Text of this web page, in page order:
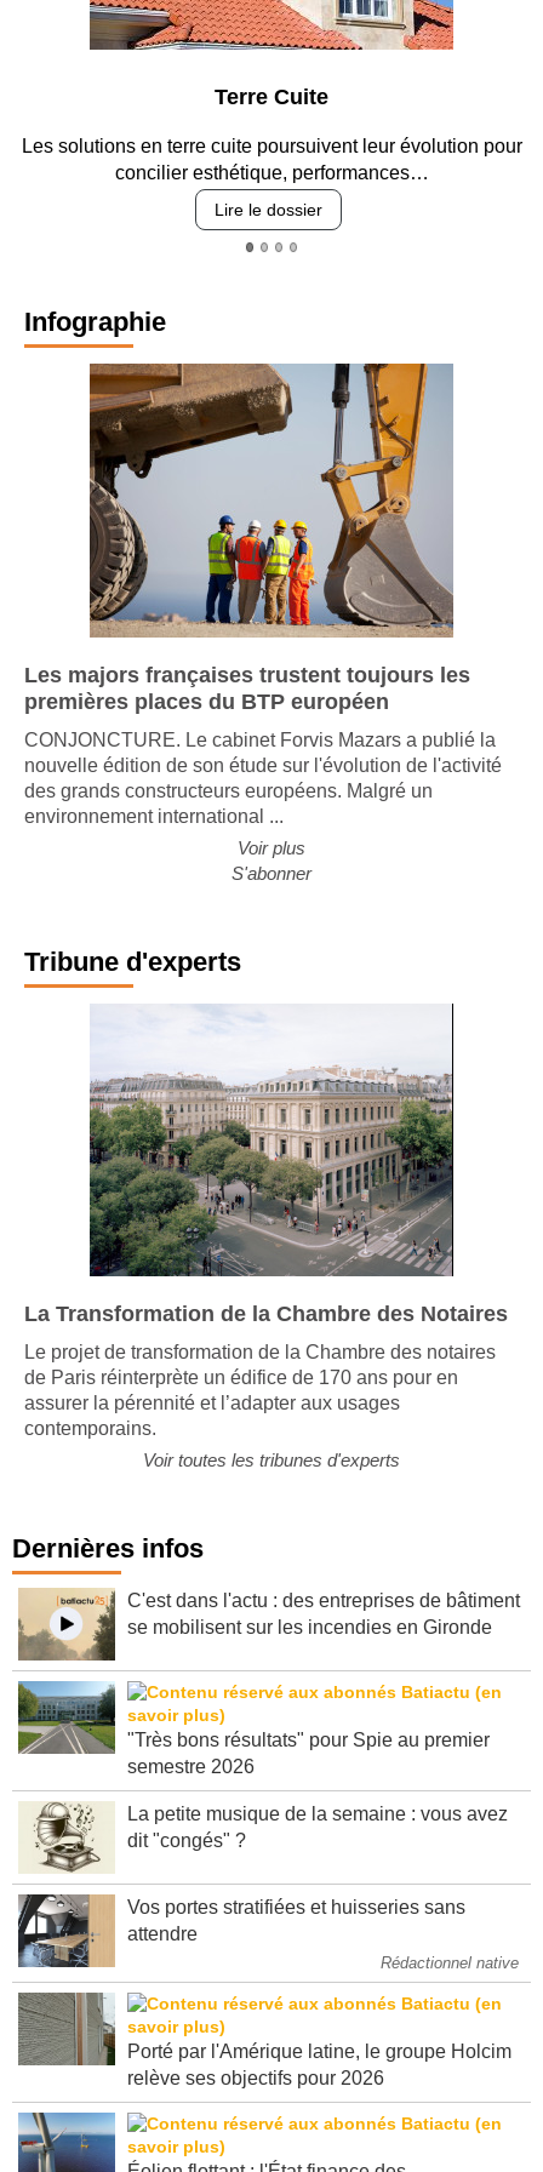
Terre Cuite
en terre cuite poursuivent leur évolution pour
concilier esthétique, performances…
Lire le dossier
Infographie
Les majors françaises trustent toujours les
premières places du BTP européen
CONJONCTURE. Le cabinet Forvis Mazars a publié la
nouvelle édition de son étude sur l'évolution de l'activité
des grands constructeurs européens. Malgré un
environnement international ...
Voir plus
S'abonner
Tribune d'experts
La Transformation de la Chambre des Notaires
Le projet de transformation de la Chambre des notaires
de Paris réinterprète un édifice de 170 ans pour en
assurer la pérennité et l’adapter aux usages
contemporains.
Voir toutes les tribunes d'experts
Dernières infos
C'est dans l'actu : des entreprises de bâtiment
se mobilisent sur les incendies en Gironde
"Très bons résultats" pour Spie au premier
semestre 2026
La petite musique de la semaine : vous avez
dit "congés" ?
Vos portes stratifiées et huisseries sans
attendre
Rédactionnel native
Porté par l'Amérique latine, le groupe Holcim
relève ses objectifs pour 2026